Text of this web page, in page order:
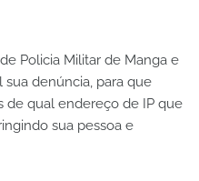
Policia Militar de Manga e
sua denúncia, para que
de qual endereço de IP que
sua pessoa e